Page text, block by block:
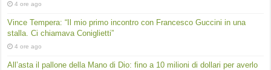
4 ore ago
Vince Tempera: “Il mio primo incontro con Francesco Guccini in una
stalla. Ci chiamava Coniglietti”
4 ore ago
All’asta il pallone della Mano di Dio: fino a 10 milioni di dollari per averlo